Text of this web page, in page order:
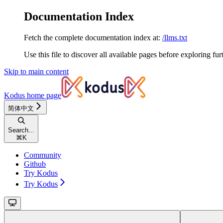
Documentation Index
Fetch the complete documentation index at: /llms.txt
Use this file to discover all available pages before exploring
Skip to main content
Kodus home page
简体中文
Search...
⌘ K
Community
Github
Try Kodus
Try Kodus